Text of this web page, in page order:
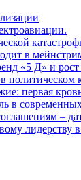
в
«5 Д» и рост
политическом
первая
в
–
лидерству в